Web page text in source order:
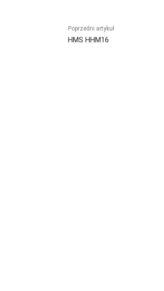
Poprzedni artykuł
HMS HHM16